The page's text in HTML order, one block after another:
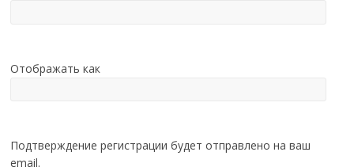
Отображать как
Подтверждение регистрации будет отправлено на ваш
email.